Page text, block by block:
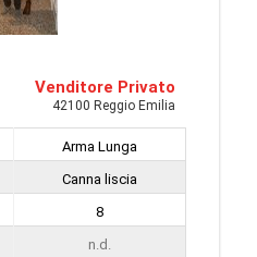
Venditore Privato
42100 Reggio Emilia
Arma Lunga
Canna liscia
8
n.d.